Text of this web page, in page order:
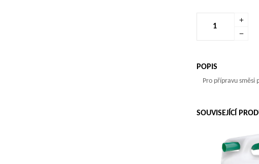
POPIS
Pro přípravu směsi
SOUVISEJÍCÍ